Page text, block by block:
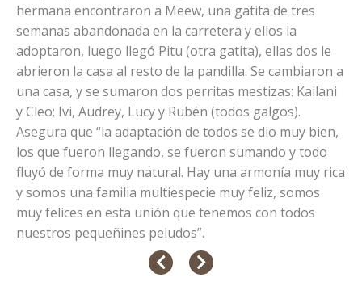
hermana encontraron a Meew, una gatita de tres
semanas abandonada en la carretera y ellos la
adoptaron, luego llegó Pitu (otra gatita), ellas dos le
abrieron la casa al resto de la pandilla. Se cambiaron a
una casa, y se sumaron dos perritas mestizas: Kailani
y Cleo; Ivi, Audrey, Lucy y Rubén (todos galgos).
Asegura que “la adaptación de todos se dio muy bien,
los que fueron llegando, se fueron sumando y todo
fluyó de forma muy natural. Hay una armonía muy rica
y somos una familia multiespecie muy feliz, somos
muy felices en esta unión que tenemos con todos
nuestros pequeñines peludos”.